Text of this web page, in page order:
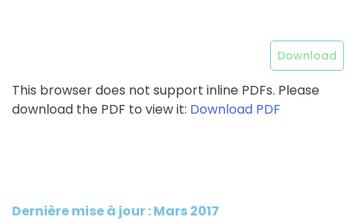
Download
This browser does not support inline PDFs. Please
download the PDF to view it: Download PDF
Dernière mise à jour : Mars 2017